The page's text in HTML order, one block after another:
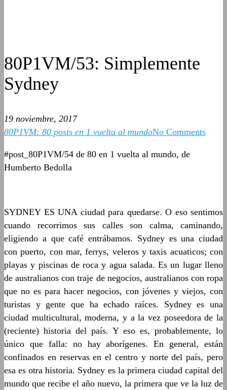
80P1VM/53: Simplemente
Sydney
19 noviembre, 2017
80P1VM: 80 posts en 1 vuelta al mundoNo Comments
#post_80P1VM/54 de 80 en 1 vuelta al mundo, de
Humberto Bedolla
SYDNEY ES UNA ciudad para quedarse. O eso sentimos
cuando recorrimos sus calles son calma, caminando,
eligiendo a que café entrábamos. Sydney es una ciudad
con puerto, con mar, ferrys, veleros y taxis acuaticos; con
playas y piscinas de roca y agua salada. Es un lugar lleno
de australianos con traje de negocios, australianos con ropa
que no es para hacer negocios, con jóvenes y viejos, con
turistas y gente que ha echado raíces. Sydney es una
ciudad multicultural, moderna, y a la vez poseedora de la
(reciente) historia del país. Y eso es, probablemente, lo
único que falla: no hay aborígenes. En general, están
confinados en reservas en el centro y norte del país, pero
esa es otra historia. Sydney es la primera ciudad capital del
mundo que recibe el año nuevo, la primera que ve la luz de